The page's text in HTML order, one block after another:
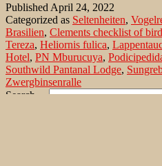
Published April 24, 2022
Categorized as Seltenheiten,
Brasilien, Clements checklist of
Tereza, Heliornis fulica,
Hotel, PN Mburucuya,
Southwild Pantanal Lodge,
Zwergbinsenralle
Search…